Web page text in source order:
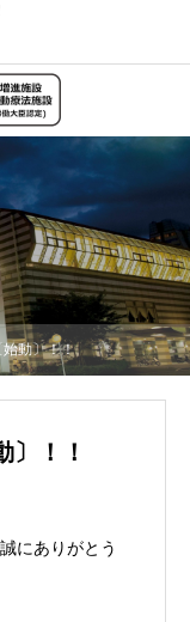
動〕！！
！！
にありがとう